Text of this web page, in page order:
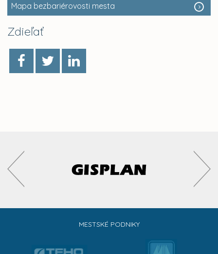
Mapa bezbariérovosti mesta
Zdieľať
MESTSKÉ PODNIKY